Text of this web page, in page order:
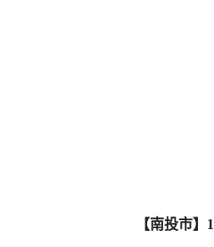
【南投市